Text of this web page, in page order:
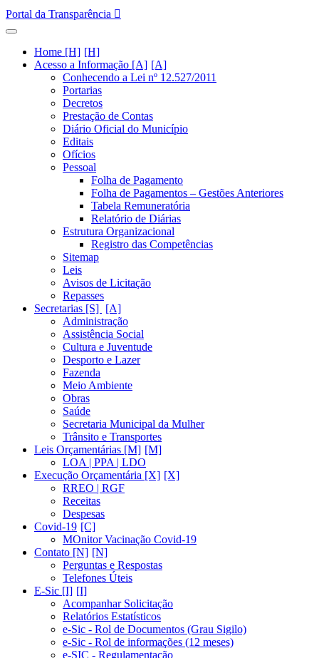
Portal da Transparência
Home [H]
Acesso a Informação [A]
Conhecendo a Lei nº 12.527/2011
Portarias
Decretos
Prestação de Contas
Diário Oficial do Município
Editais
Ofícios
Pessoal
Folha de Pagamento
Folha de Pagamentos – Gestões Anteriores
Tabela Remuneratória
Relatório de Diárias
Estrutura Organizacional
Registro das Competências
Sitemap
Leis
Avisos de Licitação
Repasses
Secretarias [S]
Administração
Assistência Social
Cultura e Juventude
Desporto e Lazer
Fazenda
Meio Ambiente
Obras
Saúde
Secretaria Municipal da Mulher
Trânsito e Transportes
Leis Orçamentárias [M]
LOA | PPA | LDO
Execução Orçamentária [X]
RREO | RGF
Receitas
Despesas
Covid-19
MOnitor Vacinação Covid-19
Contato [N]
Perguntas e Respostas
Telefones Úteis
E-Sic [I]
Acompanhar Solicitação
Relatórios Estatísticos
e-Sic - Rol de Documentos (Grau Sigilo)
e-Sic - Rol de informações (12 meses)
e-SIC - Regulamentação